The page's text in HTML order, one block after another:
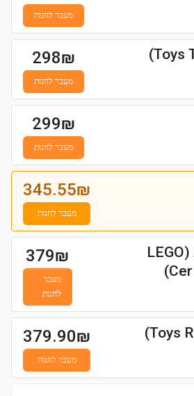
מעבר לחנות
298₪
מעבר לחנות
299₪
מעבר לחנות
345.55₪
מעבר לחנות
חנות לגו הרשמית (LEGO
379₪
מעבר
לחנות
379.90₪
מעבר לחנות